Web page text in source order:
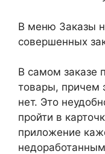
В меню Заказы
совершенных
В самом заказе
товары, причем
нет. Это
пройти в
приложение